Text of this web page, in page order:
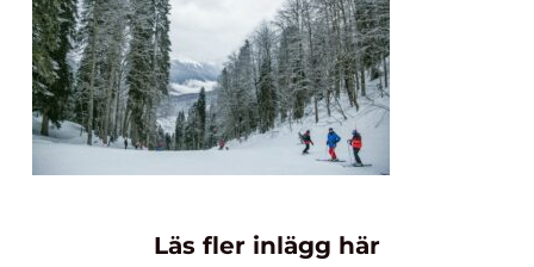
Läs fler inlägg här